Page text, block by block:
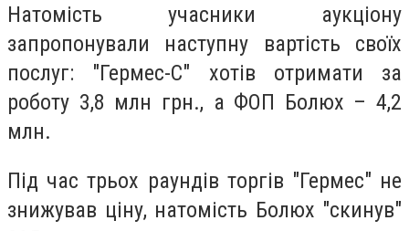
Натомість учасники аукціону
запропонували наступну вартість своїх
послуг: "Гермес-С" хотів отримати за
роботу 3,8 млн грн., а ФОП Болюх – 4,2
млн.
Під час трьох раундів торгів "Гермес" не
знижував ціну, натомість Болюх "скинув"